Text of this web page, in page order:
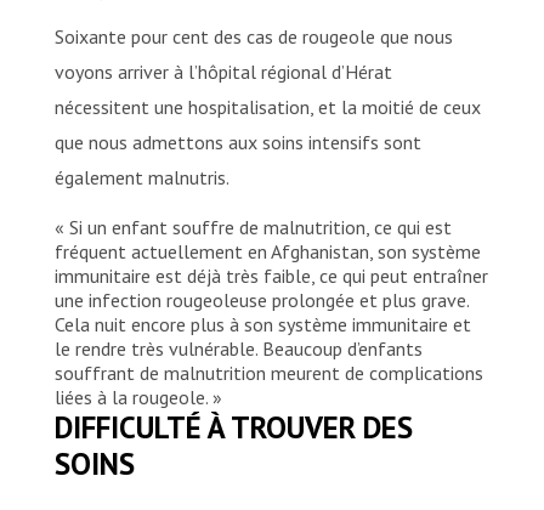
Soixante pour cent des cas de rougeole que nous
voyons arriver à l’hôpital régional d’Hérat
nécessitent une hospitalisation, et la moitié de ceux
que nous admettons aux soins intensifs sont
également malnutris.
« Si un enfant souffre de malnutrition, ce qui est
fréquent actuellement en Afghanistan, son système
immunitaire est déjà très faible, ce qui peut entraîner
une infection rougeoleuse prolongée et plus grave.
Cela nuit encore plus à son système immunitaire et
le rendre très vulnérable. Beaucoup d’enfants
souffrant de malnutrition meurent de complications
liées à la rougeole. »
DIFFICULTÉ À TROUVER DES
SOINS